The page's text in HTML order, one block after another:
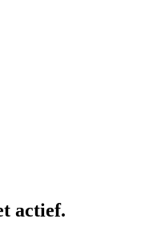
actief.